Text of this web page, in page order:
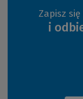
Zapisz
i